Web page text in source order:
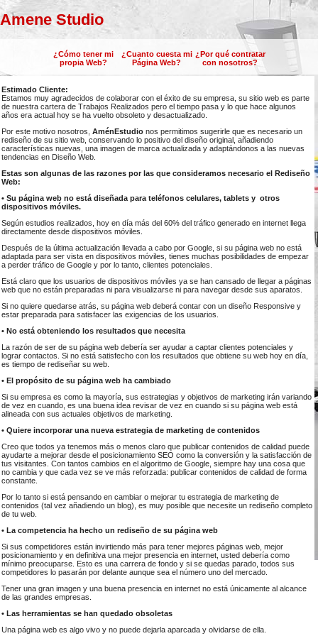
Amene Studio
¿Cómo tener mi
propia Web?
¿Cuanto cuesta mi
Página Web?
¿Por qué contratar
con nosotros?
Estimado Cliente:
Estamos muy agradecidos de colaborar con el éxito de su empresa, su sitio web es parte
de nuestra cartera de Trabajos Realizados pero el tiempo pasa y lo que hace algunos
años era actual hoy se ha vuelto obsoleto y desactualizado.
Por este motivo nosotros, AménEstudio nos permitimos sugerirle que es necesario un
rediseño de su sitio web, conservando lo positivo del diseño original, añadiendo
características nuevas, una imagen de marca actualizada y adaptándonos a las nuevas
tendencias en Diseño Web.
Estas son algunas de las razones por las que consideramos necesario el Rediseño
Web:
• Su página web no está diseñada para teléfonos celulares, tablets y otros
dispositivos móviles.
Según estudios realizados, hoy en día más del 60% del tráfico generado en internet llega
directamente desde dispositivos móviles.
Después de la última actualización llevada a cabo por Google, si su página web no está
adaptada para ser vista en dispositivos móviles, tienes muchas posibilidades de empezar
a perder tráfico de Google y por lo tanto, clientes potenciales.
Está claro que los usuarios de dispositivos móviles ya se han cansado de llegar a páginas
web que no están preparadas ni para visualizarse ni para navegar desde sus aparatos.
Si no quiere quedarse atrás, su página web deberá contar con un diseño Responsive y
estar preparada para satisfacer las exigencias de los usuarios.
• No está obteniendo los resultados que necesita
La razón de ser de su página web debería ser ayudar a captar clientes potenciales y
lograr contactos. Si no está satisfecho con los resultados que obtiene su web hoy en día,
es tiempo de rediseñar su web.
• El propósito de su página web ha cambiado
Si su empresa es como la mayoría, sus estrategias y objetivos de marketing irán variando
de vez en cuando, es una buena idea revisar de vez en cuando si su página web está
alineada con sus actuales objetivos de marketing.
• Quiere incorporar una nueva estrategia de marketing de contenidos
Creo que todos ya tenemos más o menos claro que publicar contenidos de calidad puede
ayudarte a mejorar desde el posicionamiento SEO como la conversión y la satisfacción de
tus visitantes. Con tantos cambios en el algoritmo de Google, siempre hay una cosa que
no cambia y que cada vez se ve más reforzada: publicar contenidos de calidad de forma
constante.
Por lo tanto si está pensando en cambiar o mejorar tu estrategia de marketing de
contenidos (tal vez añadiendo un blog), es muy posible que necesite un rediseño completo
de tu web.
• La competencia ha hecho un rediseño de su página web
Si sus competidores están invirtiendo más para tener mejores páginas web, mejor
posicionamiento y en definitiva una mejor presencia en internet, usted debería como
mínimo preocuparse. Esto es una carrera de fondo y si se quedas parado, todos sus
competidores lo pasarán por delante aunque sea el número uno del mercado.
Tener una gran imagen y una buena presencia en internet no está únicamente al alcance
de las grandes empresas.
• Las herramientas se han quedado obsoletas
Una página web es algo vivo y no puede dejarla aparcada y olvidarse de ella.